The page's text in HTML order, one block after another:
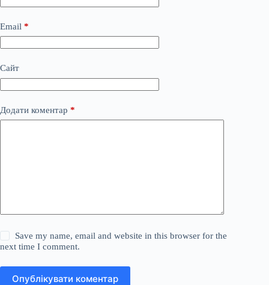
Email *
Сайт
Додати коментар *
Save my name, email and website in this browser for the
next time I comment.
Опублікувати коментар